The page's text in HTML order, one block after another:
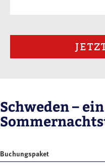
Schweden – ein
Buchungspaket